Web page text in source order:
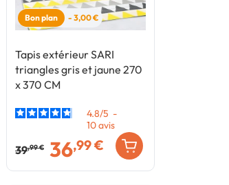
Bon plan - 3,00 €
Tapis extérieur SARI
triangles gris et jaune 270
x 370 CM
4.8/5 -
10avis
39,99 € 36,99 €